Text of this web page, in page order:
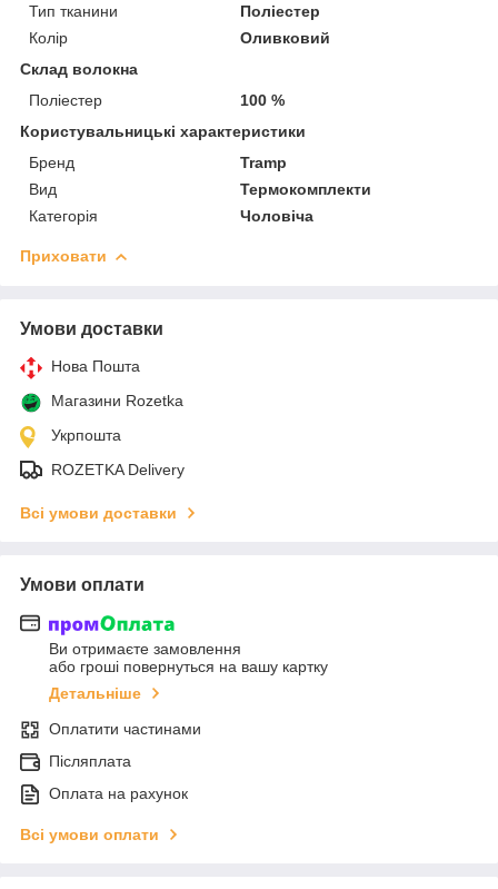
Тип тканини
Поліестер
Колір
Оливковий
Склад волокна
Поліестер
100 %
Користувальницькі характеристики
Бренд
Tramp
Вид
Термокомплекти
Категорія
Чоловіча
Приховати
Умови доставки
Нова Пошта
Магазини Rozetka
Укрпошта
ROZETKA Delivery
Всі умови доставки
Умови оплати
Ви отримаєте замовлення
або гроші повернуться на вашу картку
Детальніше
Оплатити частинами
Післяплата
Оплата на рахунок
Всі умови оплати